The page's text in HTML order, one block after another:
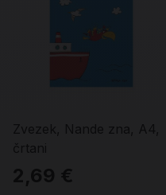
Zvezek, Nande zna, A4,
črtani
2,69 €